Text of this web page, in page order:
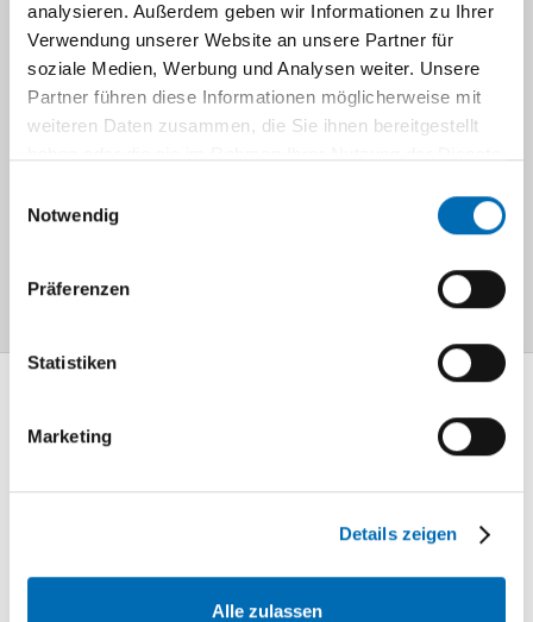
analysieren. Außerdem geben wir Informationen zu Ihrer
Verwendung unserer Website an unsere Partner für
soziale Medien, Werbung und Analysen weiter. Unsere
Partner führen diese Informationen möglicherweise mit
weiteren Daten zusammen, die Sie ihnen bereitgestellt
Notwendig
Präferenzen
Statistiken
Marketing
Details zeigen
Alle zulassen
Informationen zum Pankreaszentrum
finden Sie auf den Seiten des <link
patienten-besucher
klinikeninstitutezentren
viszeralonkologisches-zentrum
internal-link internal link in
Zentrums.
uns